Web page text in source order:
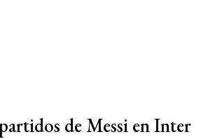
de Messi en Inter